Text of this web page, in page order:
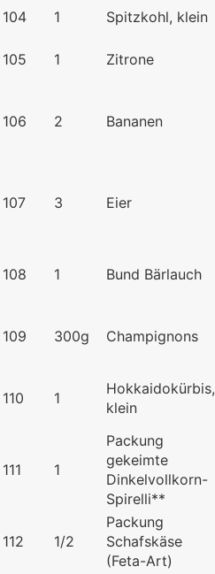
104 1 Spitzkohl, klein
105 1 Zitrone
106 2 Bananen
107 3 Eier
108 1 Bund Bärlauch
109 300g Champignons
110 1
Hokkaidokürbis,
klein
111 1
Packung
gekeimte
Dinkelvollkorn-
Spirelli**
112 1/2
Packung
Schafskäse
(Feta-Art)